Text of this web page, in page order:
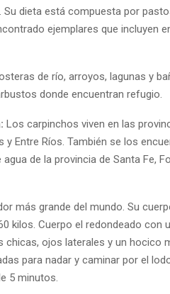
Su dieta está compuesta por
ejemplares que incluyen
de río, arroyos, lagunas y
donde encuentran refugio.
Los carpinchos viven en las
Entre Ríos. También se los
de la provincia de Santa Fe,
más grande del mundo. Su
kilos. Cuerpo el redondeado con
ojos laterales y un hocico
para nadar y caminar por el
5 minutos.